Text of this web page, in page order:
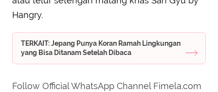
Hangry.
TERKAIT: Jepang Punya Koran Ramah Lingkungan
yang Bisa Ditanam Setelah Dibaca
Follow Official WhatsApp Channel Fimela.com